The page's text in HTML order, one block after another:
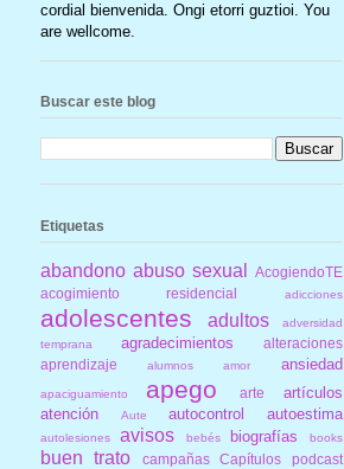
cordial bienvenida. Ongi etorri guztioi. You
are wellcome.
Buscar este blog
Etiquetas
abandono abuso sexual
AcogiendoTE
acogimiento residencial
adicciones
adolescentes adultos
adversidad
temprana
agradecimientos
alteraciones
aprendizaje
alumnos amor ansiedad
apaciguamiento apego arte
artículos
atención
Aute autocontrol autoestima
autolesiones avisos bebés biografías books
buen trato campañas Capítulos podcast